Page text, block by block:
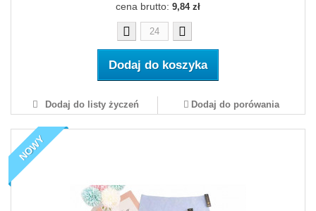
cena brutto: 9,84 zł
Dodaj do koszyka
Dodaj do listy życzeń Dodaj do porówania
NOWY